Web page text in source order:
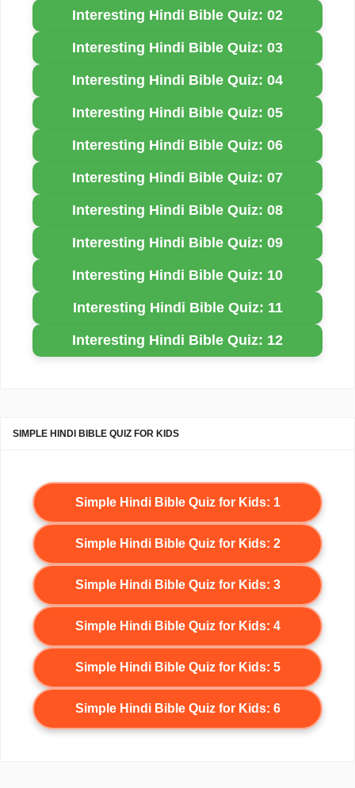
Interesting Hindi Bible Quiz: 02
Interesting Hindi Bible Quiz: 03
Interesting Hindi Bible Quiz: 04
Interesting Hindi Bible Quiz: 05
Interesting Hindi Bible Quiz: 06
Interesting Hindi Bible Quiz: 07
Interesting Hindi Bible Quiz: 08
Interesting Hindi Bible Quiz: 09
Interesting Hindi Bible Quiz: 10
Interesting Hindi Bible Quiz: 11
Interesting Hindi Bible Quiz: 12
SIMPLE HINDI BIBLE QUIZ FOR KIDS
Simple Hindi Bible Quiz for Kids: 1
Simple Hindi Bible Quiz for Kids: 2
Simple Hindi Bible Quiz for Kids: 3
Simple Hindi Bible Quiz for Kids: 4
Simple Hindi Bible Quiz for Kids: 5
Simple Hindi Bible Quiz for Kids: 6